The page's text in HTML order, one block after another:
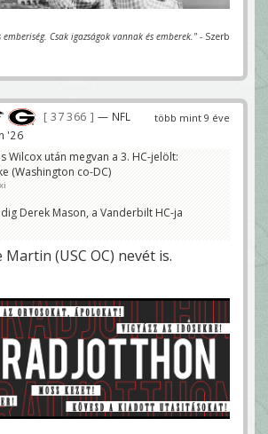
emberiség. Csak igazságok vannak és emberek." - Szerb
több mint 9 éve
37 366
— NFL
'26
Wilcox után megvan a 3. HC-jelölt:
(Washington co-DC)
Derek Mason, a Vanderbilt HC-ja
(USC OC) nevét is.